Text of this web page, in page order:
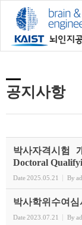
공지사항
박사자격시험
Doctoral
Date2025.05.21 By
박사학위수여심
Date2023.07.21 By